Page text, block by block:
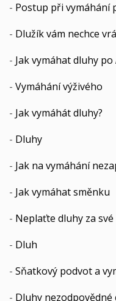
- Postup při vymáhání
- Dlužík vám nechce
- Jak vymáhat dluhy
- Vymáhání výživého
- Jak vymáhát dluhy?
- Dluhy
- Jak na vymáhání
- Jak vymáhat směnku
- Neplaťte dluhy za
- Dluh
- Sňatkový podvot a
- Dluhy nezodpovědné